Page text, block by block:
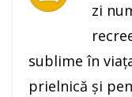
zi
sublime în
prielnică şi